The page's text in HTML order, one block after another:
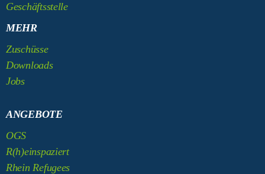
Geschäftsstelle
MEHR
Zuschüsse
Downloads
Jobs
ANGEBOTE
OGS
R(h)einspaziert
Rhein Refugees